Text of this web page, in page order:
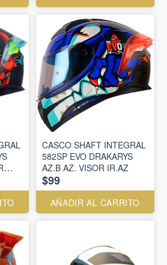
CASCO SHAFT INTEGRAL
582SP EVO DRAKARYS
AZ.B AZ. VISOR IR.AZ
$99
AÑADIR AL CARRITO